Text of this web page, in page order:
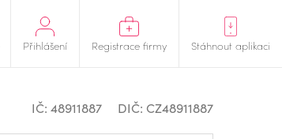
Přihlášení Registrace firmy Stáhnout aplikaci
IČ: 48911887 DIČ: CZ48911887